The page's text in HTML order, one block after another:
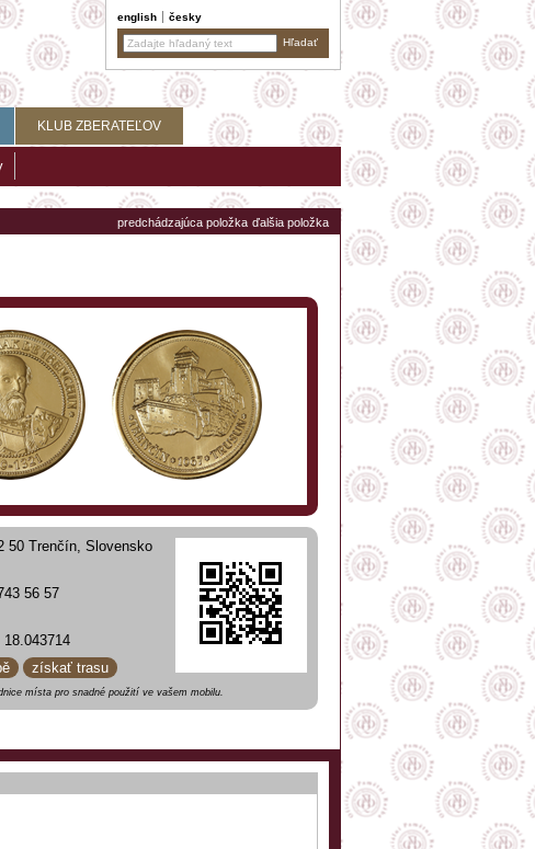
english česky
KLUB ZBERATEĽOV
predchádzajúca položka ďalšia položka
50 Trenčín, Slovensko
56 57
získať trasu
místa pro snadné použití ve vašem mobilu.